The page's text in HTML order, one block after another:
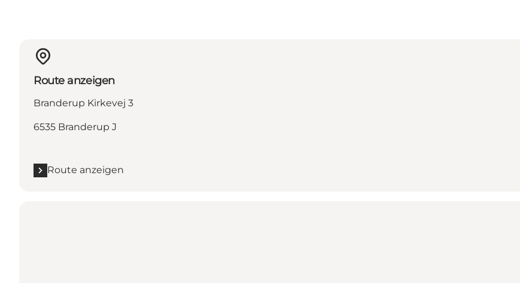
Route anzeigen
Branderup Kirkevej 3
6535 Branderup J
Route anzeigen